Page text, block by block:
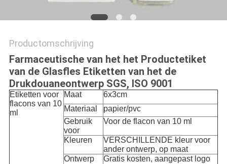
Productomschrijving
Farmaceutische van het het Productetiket
van de Glasfles Etiketten van het de
Drukdouaneontwerp SGS, ISO 9001
Etiketten voor
flacons van 10
ml
Maat
6x3cm
Materiaal
papier/pvc
Gebruik
voor
Voor de flacon van 10 ml
Kleuren
VERSCHILLENDE kleur voor
ander ontwerp, op maat
Ontwerp
Gratis kosten, aangepast logo